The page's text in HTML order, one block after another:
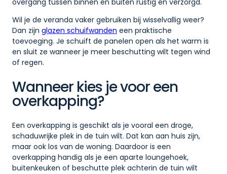
overgang tussen binnen en buiten rustig en verzorgd.
Wil je de veranda vaker gebruiken bij wisselvallig weer?
Dan zijn glazen schuifwanden een praktische
toevoeging. Je schuift de panelen open als het warm is
en sluit ze wanneer je meer beschutting wilt tegen wind
of regen.
Wanneer kies je voor een
overkapping?
Een overkapping is geschikt als je vooral een droge,
schaduwrijke plek in de tuin wilt. Dat kan aan huis zijn,
maar ook los van de woning. Daardoor is een
overkapping handig als je een aparte loungehoek,
buitenkeuken of beschutte plek achterin de tuin wilt